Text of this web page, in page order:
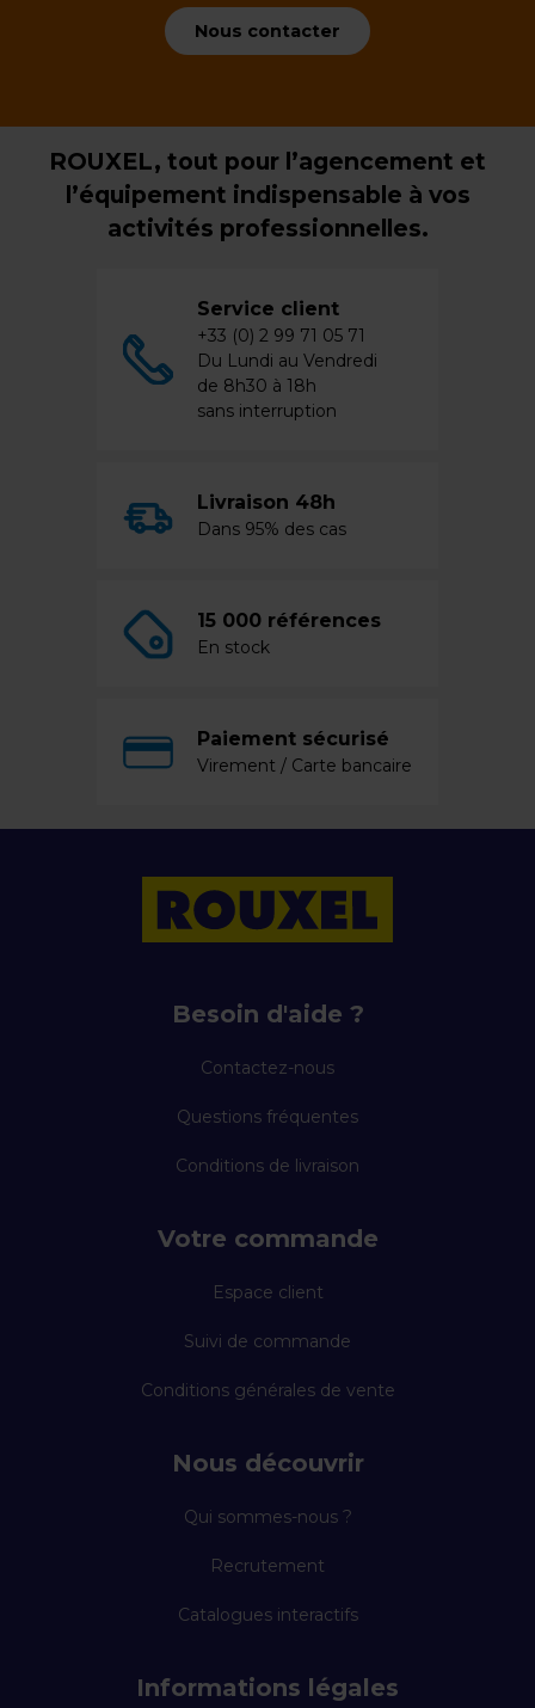
Nous contacter
ROUXEL, tout pour l’agencement et
l’équipement indispensable à vos
activités professionnelles.
Service client
+33 (0) 2 99 71 05 71
Du Lundi au Vendredi
de 8h30 à 18h
sans interruption
Livraison 48h
Dans 95% des cas
15 000 références
En stock
Paiement sécurisé
Virement / Carte bancaire
Besoin d'aide ?
Contactez-nous
Questions fréquentes
Conditions de livraison
Votre commande
Espace client
Suivi de commande
Conditions générales de vente
Nous découvrir
Qui sommes-nous ?
Recrutement
Catalogues interactifs
Informations légales